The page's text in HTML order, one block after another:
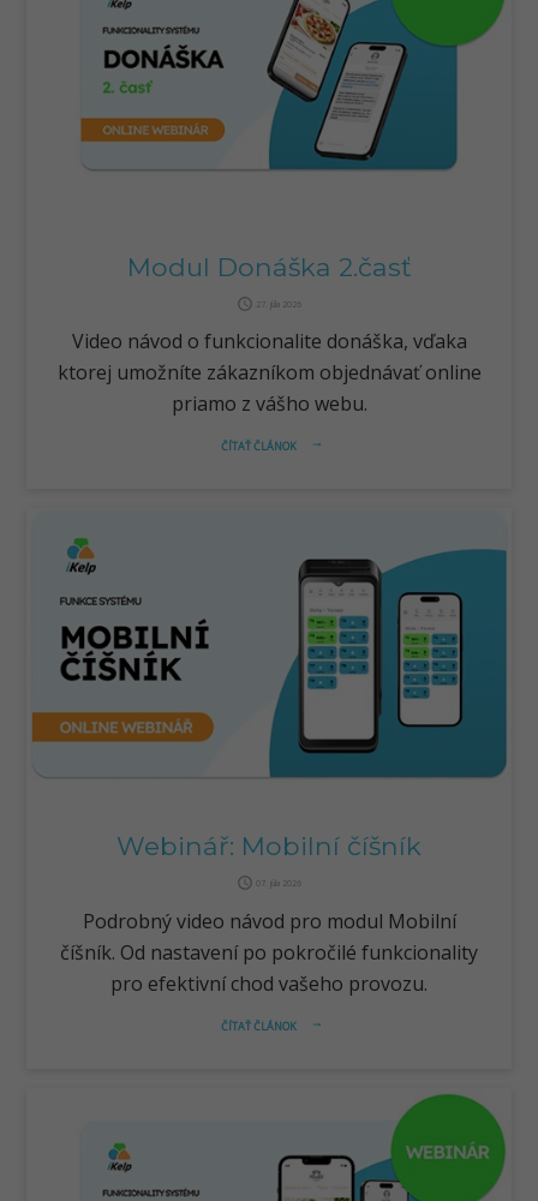
Modul Donáška 2.časť
query_builder 27. júla 2026
Video návod o funkcionalite donáška, vďaka
ktorej umožníte zákazníkom objednávať online
priamo z vášho webu.
arrow_right_alt
ČÍTAŤ ČLÁNOK
Webinář: Mobilní číšník
query_builder 07. júla 2026
Podrobný video návod pro modul Mobilní
číšník. Od nastavení po pokročilé funkcionality
pro efektivní chod vašeho provozu.
arrow_right_alt
ČÍTAŤ ČLÁNOK